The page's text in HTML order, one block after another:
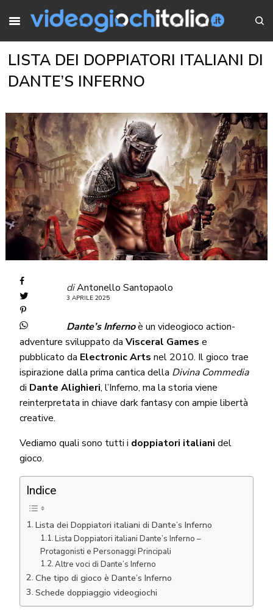
LISTA DEI DOPPIATORI ITALIANI DI
DANTE’S INFERNO
diAntonello Santopaolo
3 APRILE 2025
Dante’s Infernoè un videogioco action-
adventure sviluppato daVisceral Games e
pubblicato da Electronic Arts nel 2010. Il gioco trae
ispirazione dalla prima cantica della Divina Commedia
di Dante Alighieri, l’Inferno, ma la storia viene
reinterpretata in chiave dark fantasy con ampie libertà
creative.
Vediamo quali sono tutti i doppiatori italiani del
gioco.
Indice
Lista dei Doppiatori italiani di Dante’s Inferno
Lista Doppiatori italiani Dante’s Inferno –
Protagonisti e Personaggi Principali
Altre voci di Dante’s Inferno
Che tipo di gioco è Dante’s Inferno
Schede doppiaggio videogiochi